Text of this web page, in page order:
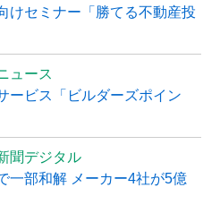
けセミナー「勝てる不動産投
ュース
ービス「ビルダーズポイン
聞デジタル
一部和解 メーカー4社が5億